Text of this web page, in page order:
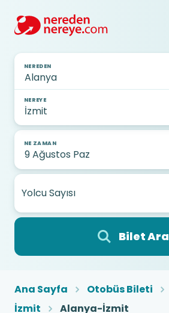
NEREDEN
NEREYE
NE ZAMAN
Yolcu Sayısı
Bilet Ara
Ana Sayfa Otobüs Bileti
İzmit
Alanya-İzmit